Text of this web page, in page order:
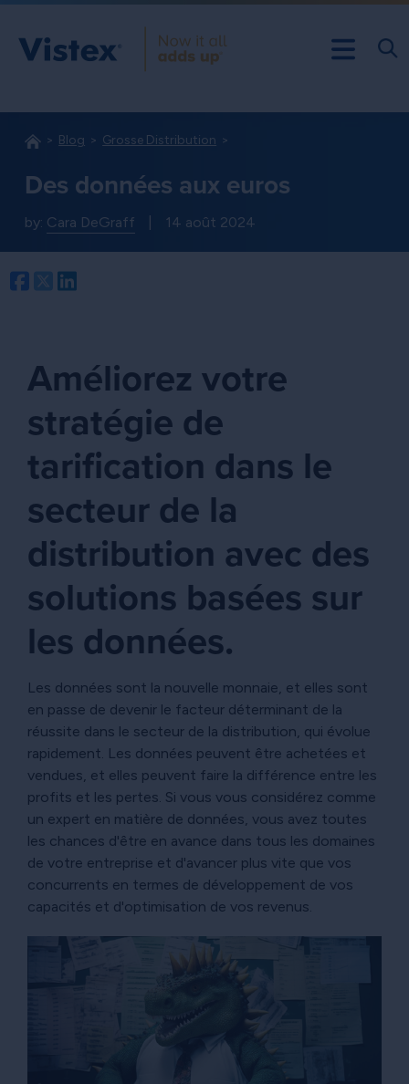
Blog Grosse Distribution
Des données aux euros
by: Cara DeGraff 14 août 2024
Facebook
Twitter
Améliorez votre
stratégie de
tarification dans le
secteur de la
distribution avec des
solutions basées sur
les données.
Les données sont la nouvelle monnaie, et elles sont
en passe de devenir le facteur déterminant de la
réussite dans le secteur de la distribution, qui évolue
rapidement. Les données peuvent être achetées et
vendues, et elles peuvent faire la différence entre les
profits et les pertes. Si vous vous considérez comme
un expert en matière de données, vous avez toutes
les chances d'être en avance dans tous les domaines
de votre entreprise et d'avancer plus vite que vos
concurrents en termes de développement de vos
capacités et d'optimisation de vos revenus.